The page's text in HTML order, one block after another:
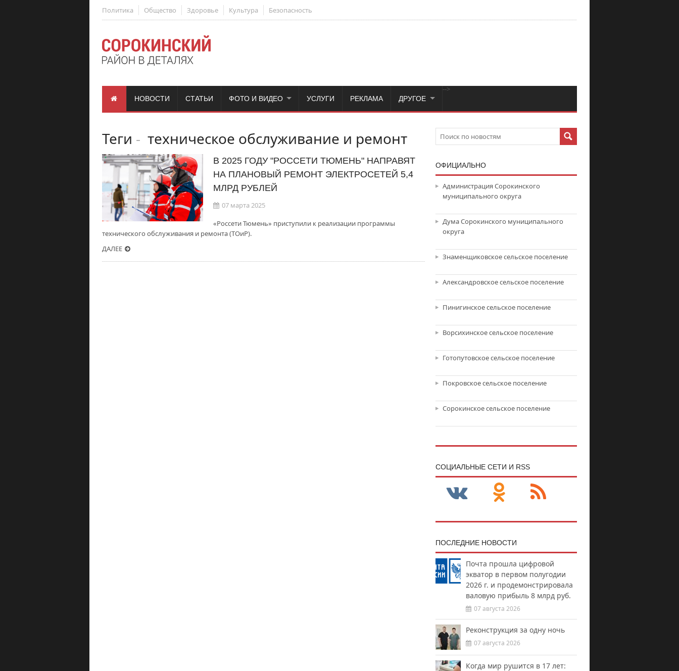
Политика Общество Здоровье Культура Безопасность
НОВОСТИ СТАТЬИ
-->
ФОТО И ВИДЕО УСЛУГИ РЕКЛАМА ДРУГОЕ
Теги - техническое обслуживание и ремонт
В 2025 ГОДУ "РОССЕТИ ТЮМЕНЬ" НАПРАВЯТ
НА ПЛАНОВЫЙ РЕМОНТ ЭЛЕКТРОСЕТЕЙ 5,4
МЛРД РУБЛЕЙ
07 марта 2025
«Россети Тюмень» приступили к реализации программы
технического обслуживания и ремонта (ТОиР).
ДАЛЕЕ
ОФИЦИАЛЬНО
Администрация Сорокинского
муниципального округа
Дума Сорокинского муниципального
округа
Знаменщиковское сельское поселение
Александровское сельское поселение
Пинигинское сельское поселение
Ворсихинское сельское поселение
Готопутовское сельское поселение
Покровское сельское поселение
Сорокинское сельское поселение
CОЦИАЛЬНЫЕ СЕТИ И RSS
ПОСЛЕДНИЕ НОВОСТИ
Почта прошла цифровой
экватор в первом полугодии
2026 г. и продемонстрировала
валовую прибыль 8 млрд руб.
07 августа 2026
Реконструкция за одну ночь
07 августа 2026
Когда мир рушится в 17 лет: